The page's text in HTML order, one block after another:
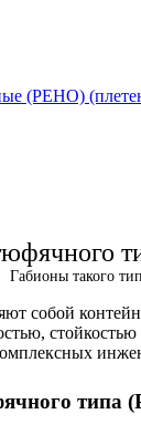
(РЕНО)
Габионы такого
собой
типа